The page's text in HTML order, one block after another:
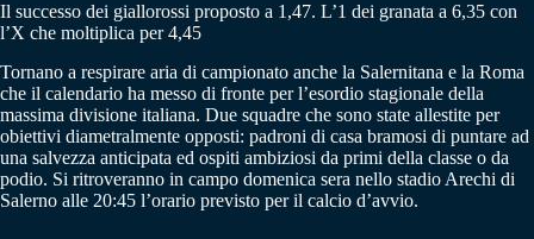
Il successo dei giallorossi proposto a 1,47. L’1 dei granata a 6,35 con
l’X che moltiplica per 4,45
Tornano a respirare aria di campionato anche la Salernitana e la Roma
che il calendario ha messo di fronte per l’esordio stagionale della
massima divisione italiana. Due squadre che sono state allestite per
obiettivi diametralmente opposti: padroni di casa bramosi di puntare ad
una salvezza anticipata ed ospiti ambiziosi da primi della classe o da
podio. Si ritroveranno in campo domenica sera nello stadio Arechi di
Salerno alle 20:45 l’orario previsto per il calcio d’avvio.